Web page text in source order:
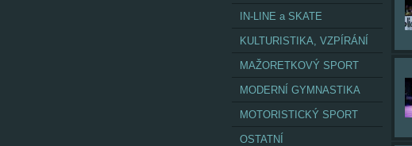
IN-LINE a SKATE
KULTURISTIKA, VZPÍRÁNÍ
MAŽORETKOVÝ SPORT
MODERNÍ GYMNASTIKA
MOTORISTICKÝ SPORT
OSTATNÍ